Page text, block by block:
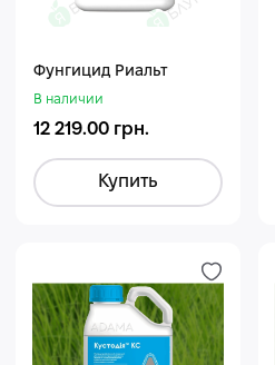
Фунгицид Риальт
В наличии
12 219.00 грн.
Купить